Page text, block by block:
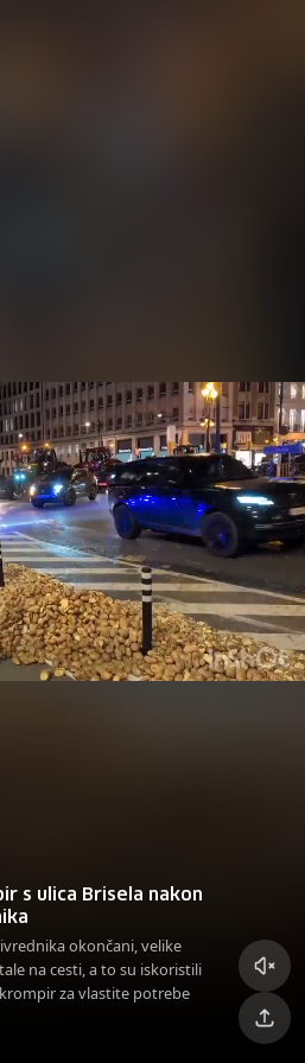
s ulica Brisela nakon
okončani, velike
na cesti, a to su iskoristili
za vlastite potrebe